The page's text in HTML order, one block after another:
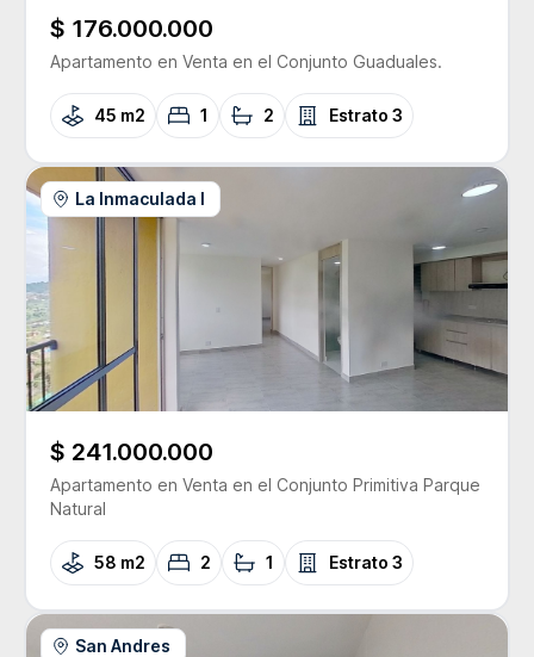
$ 176.000.000
Apartamento en Venta en el Conjunto Guaduales.
45 m2 1 2 Estrato 3
La Inmaculada I
$ 241.000.000
Apartamento en Venta en el Conjunto Primitiva Parque
Natural
58 m2 2 1 Estrato 3
San Andres